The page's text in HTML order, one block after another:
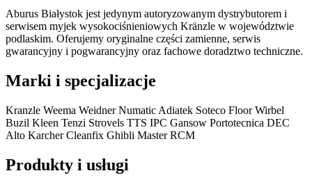
Aburus Białystok jest jedynym autoryzowanym dystrybutorem i
serwisem myjek wysokociśnieniowych Kränzle w województwie
podlaskim. Oferujemy oryginalne części zamienne, serwis
gwarancyjny i pogwarancyjny oraz fachowe doradztwo techniczne.
Marki i specjalizacje
Kranzle Weema WeidnerNumatic Adiatek Soteco FloorWirbel
Buzil Kleen Tenzi Strovels TTS IPC Gansow Portotecnica DEC
Alto KarcherCleanfix Ghibli MasterRCM
Produkty i usługi